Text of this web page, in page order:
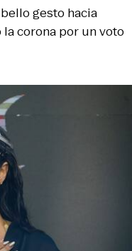
gesto hacia
corona por un voto